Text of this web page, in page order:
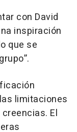
con David
inspiración
que se
limitaciones
El